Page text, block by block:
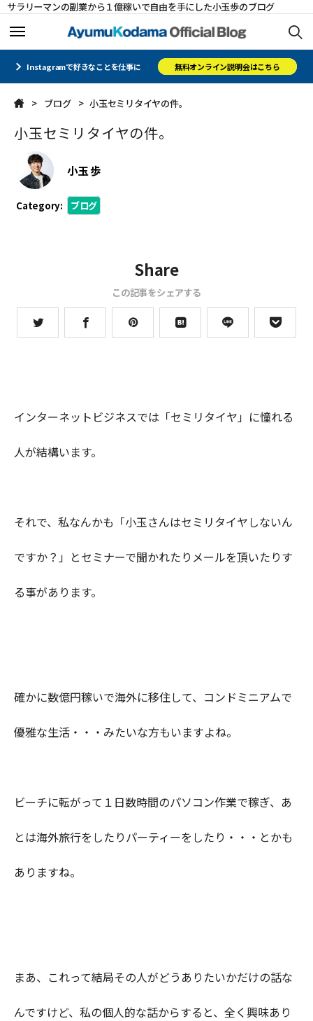
サラリーマンの副業から１億稼いで自由を手にした小玉歩のブログ
ホーム
メルマガ
コミュニティ
オフィシャルサイト
会社概要
CLOSE
ホーム
メルマガ
コミュニティ
オフィシャルサイト
会社概要
CLOSE
Instagramで好きなことを仕事に 無料オンライン説明会はこちら
ブログ 小玉セミリタイヤの件。
小玉セミリタイヤの件。
小玉 歩
Category: ブログ
Share
この記事をシェアする
インターネットビジネスでは「セミリタイヤ」に憧れる
人が結構います。
それで、私なんかも「小玉さんはセミリタイヤしないん
ですか？」とセミナーで聞かれたりメールを頂いたりす
る事があります。
確かに数億円稼いで海外に移住して、コンドミニアムで
優雅な生活・・・みたいな方もいますよね。
ビーチに転がって１日数時間のパソコン作業で稼ぎ、あ
とは海外旅行をしたりパーティーをしたり・・・とかも
ありますね。
まあ、これって結局その人がどうありたいかだけの話な
んですけど、私の個人的な話からすると、全く興味あり